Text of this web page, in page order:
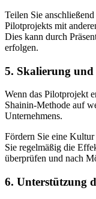
Teilen Sie
Pilotprojekts mit
Dies kann durch
erfolgen.
5. Skalierung und
Wenn das Pilotprojekt
Shainin-Methode auf
Unternehmens.
Fördern Sie eine
Sie regelmäßig die
überprüfen und nach
6. Unterstützung